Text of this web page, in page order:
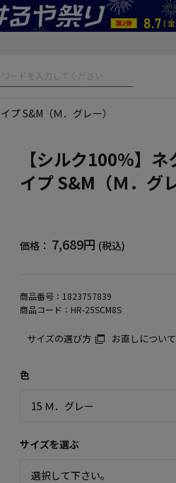
プ S&M（Ｍ．グレー）
【シルク100%】
イプ S&M（Ｍ．グ
価格： 7,689円 (税込)
商品番号： 1823757839
商品コード： HR-25SCM8S
サイズの選び方 お直しについて
色
サイズを選ぶ